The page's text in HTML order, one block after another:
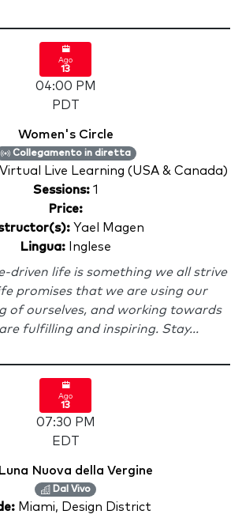
Ago
13
04:00 PM
PDT
Women's Circle
Collegamento in diretta
Virtual Live Learning (USA & Canada)
Sessions:1
Price:
Yael Magen
Lingua: Inglese
driven life is something we all strive
promises that we are using our
of ourselves, and working towards
fulfilling and inspiring. Stay...
Ago
13
07:30 PM
EDT
Nuova della Vergine
Dal Vivo
Miami, Design District